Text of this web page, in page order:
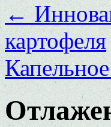
←
картофеля